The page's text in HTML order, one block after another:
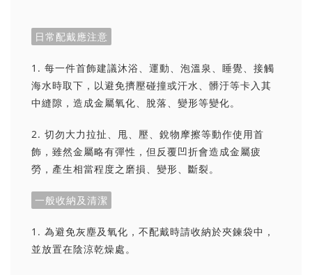
日常配戴應注意
1. 每一件首飾建議沐浴、運動、泡溫泉、睡覺、接觸
海水時取下，以避免擠壓碰撞或汗水、髒汙等卡入其
中縫隙，造成金屬氧化、脫落、變形等變化。
2. 切勿大力拉扯、甩、壓、銳物摩擦等動作使用首
飾，雖然金屬略有彈性，但反覆凹折會造成金屬疲
勞，產生相當程度之磨損、變形、斷裂。
一般收納及清潔
1. 為避免灰塵及氧化，不配戴時請收納於夾鍊袋中，
並放置在陰涼乾燥處。